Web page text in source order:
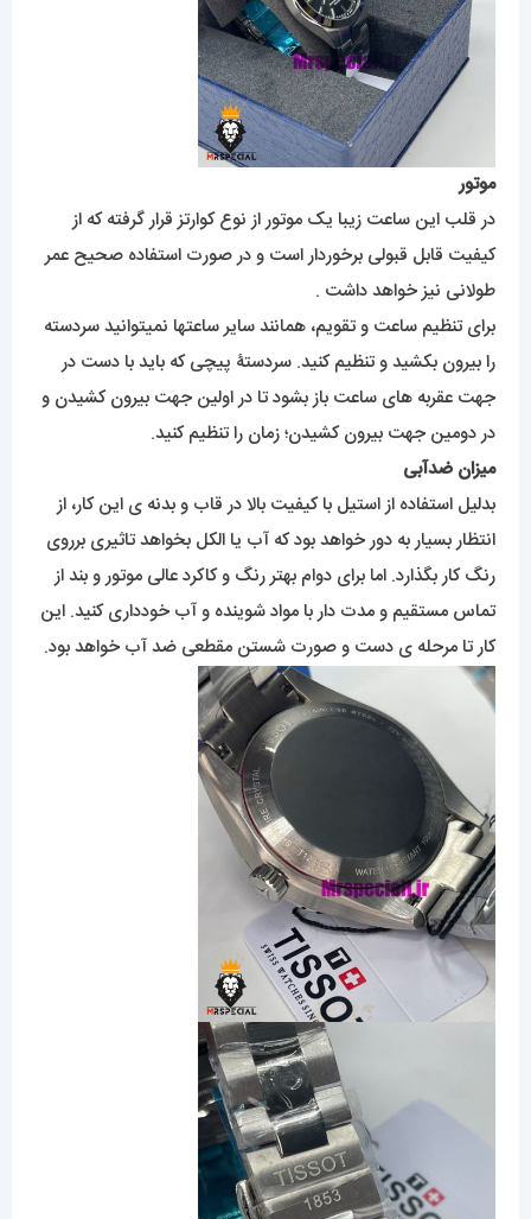
موتور
در قلب این ساعت زیبا یک موتور از نوع کوارتز قرار گرفته که از
کیفیت قابل قبولی برخوردار است و در صورت استفاده صحیح عمر
طولانی نیز خواهد داشت .
برای تنظیم ساعت و تقویم، همانند سایر ساعتها نمیتوانید سردسته
را بیرون بکشید و تنظیم کنید. سردستۀ پیچی که باید با دست در
جهت عقربه های ساعت باز بشود تا در اولین جهت بیرون کشیدن و
در دومین جهت بیرون کشیدن؛ زمان را تنظیم کنید.
میزان ضدآبی
بدلیل استفاده از استیل با کیفیت بالا در قاب و بدنه ی این کار، از
انتظار بسیار به دور خواهد بود که آب یا الکل بخواهد تاثیری برروی
رنگ کار بگذارد. اما برای دوام بهتر رنگ و کاکرد عالی موتور و بند از
تماس مستقیم و مدت دار با مواد شوینده و آب خودداری کنید. این
کار تا مرحله ی دست و صورت شستن مقطعی ضد آب خواهد بود.